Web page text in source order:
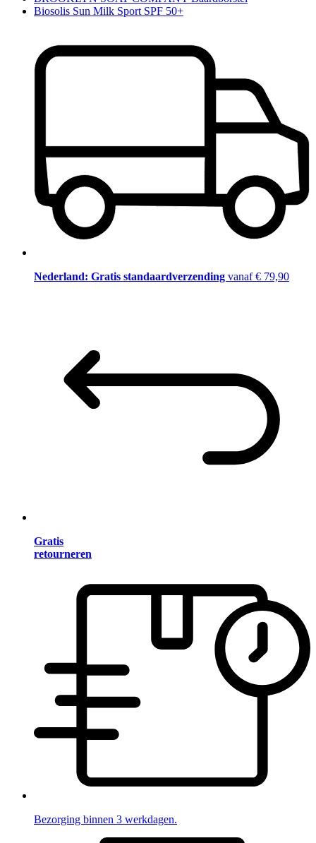
Biosolis Sun Milk Sport SPF 50+
Nederland: Gratis standaardverzending vanaf € 79,90
Gratis
retourneren
Bezorging binnen 3 werkdagen.